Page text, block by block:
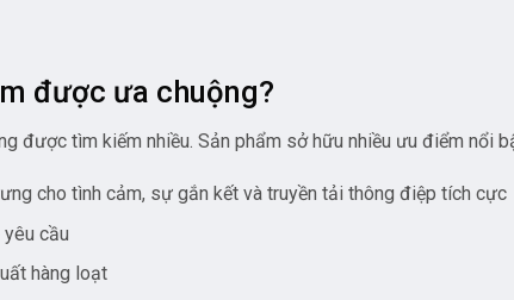
được ưa chuộng?
được tìm kiếm nhiều. Sản phẩm sở hữu nhiều ưu điểm nổi
cho tình cảm, sự gắn kết và truyền tải thông điệp tích cực
cầu
hàng loạt